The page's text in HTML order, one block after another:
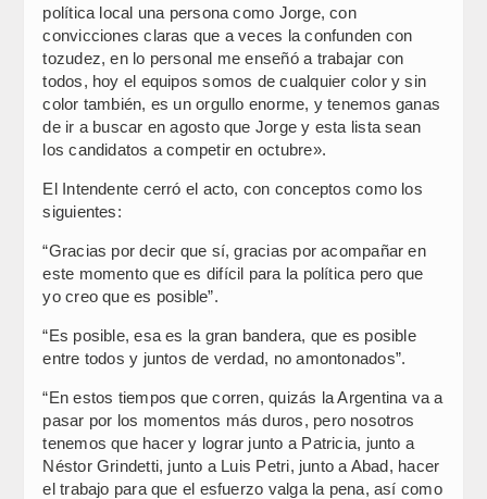
política local una persona como Jorge, con
convicciones claras que a veces la confunden con
tozudez, en lo personal me enseñó a trabajar con
todos, hoy el equipos somos de cualquier color y sin
color también, es un orgullo enorme, y tenemos ganas
de ir a buscar en agosto que Jorge y esta lista sean
los candidatos a competir en octubre».
El Intendente cerró el acto, con conceptos como los
siguientes:
“Gracias por decir que sí, gracias por acompañar en
este momento que es difícil para la política pero que
yo creo que es posible”.
“Es posible, esa es la gran bandera, que es posible
entre todos y juntos de verdad, no amontonados”.
“En estos tiempos que corren, quizás la Argentina va a
pasar por los momentos más duros, pero nosotros
tenemos que hacer y lograr junto a Patricia, junto a
Néstor Grindetti, junto a Luis Petri, junto a Abad, hacer
el trabajo para que el esfuerzo valga la pena, así como